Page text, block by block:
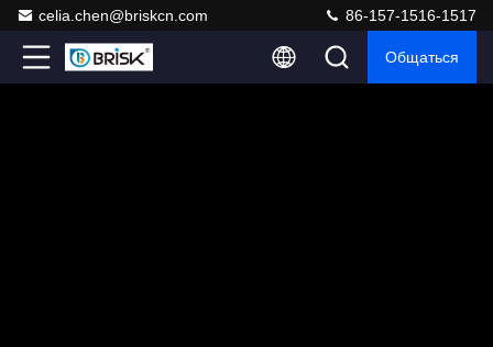
celia.chen@briskcn.com 86-157-1516-1517
Общаться